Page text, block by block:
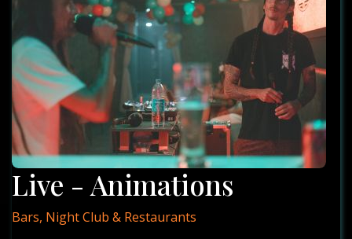
Live - Animations
Bars, Night Club & Restaurants